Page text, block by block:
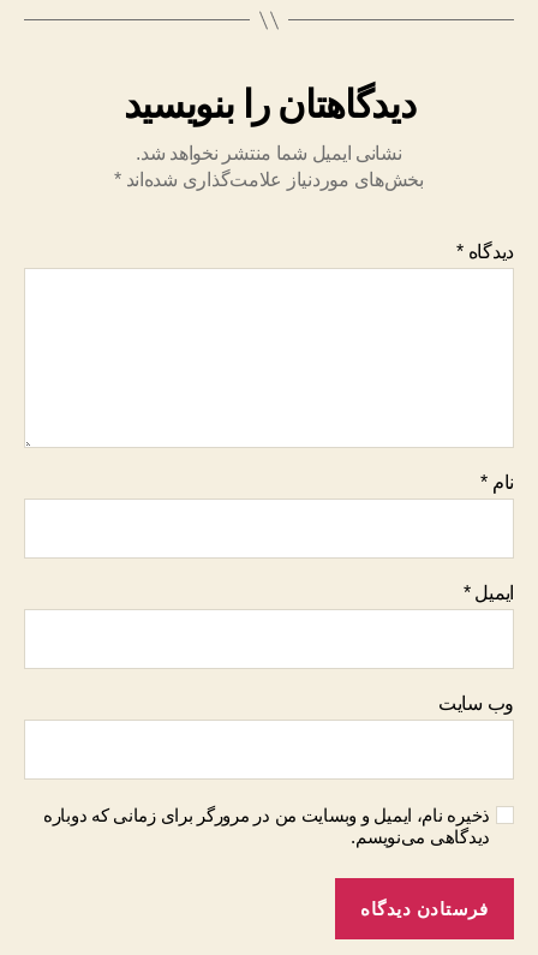
دیدگاهتان را بنویسید
نشانی ایمیل شما منتشر نخواهد شد.
بخش‌های موردنیاز علامت‌گذاری شده‌اند*
دیدگاه*
نام *
ایمیل*
وب‌ سایت
ذخیره نام، ایمیل و وبسایت من در مرورگر برای زمانی که دوباره
دیدگاهی می‌نویسم.